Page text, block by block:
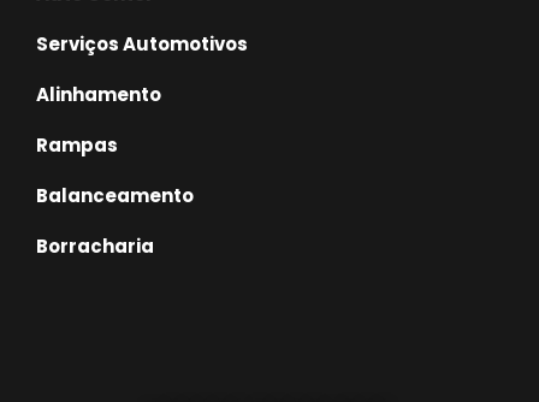
Serviços Automotivos
Alinhamento
Rampas
Balanceamento
Borracharia